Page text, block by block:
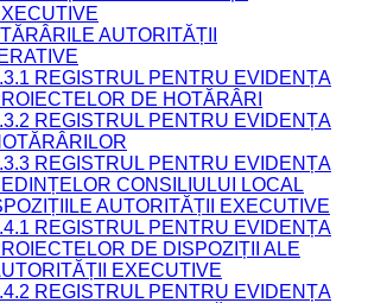
AUTORITĂȚII
REGISTRUL PENTRU EVIDENȚA
DE HOTĂRÂRI
REGISTRUL PENTRU EVIDENȚA
REGISTRUL PENTRU EVIDENȚA
CONSILIULUI LOCAL
AUTORITĂȚII EXECUTIVE
REGISTRUL PENTRU EVIDENȚA
DE DISPOZIȚII ALE
EXECUTIVE
REGISTRUL PENTRU EVIDENȚA